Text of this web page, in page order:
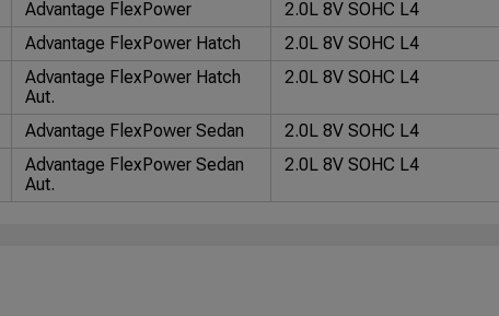
Advantage FlexPower 2.0L 8V SOHC L4
Advantage FlexPower Hatch 2.0L 8V SOHC L4
Advantage FlexPower Hatch
Aut.
2.0L 8V SOHC L4
Advantage FlexPower Sedan 2.0L 8V SOHC L4
Advantage FlexPower Sedan
Aut.
2.0L 8V SOHC L4